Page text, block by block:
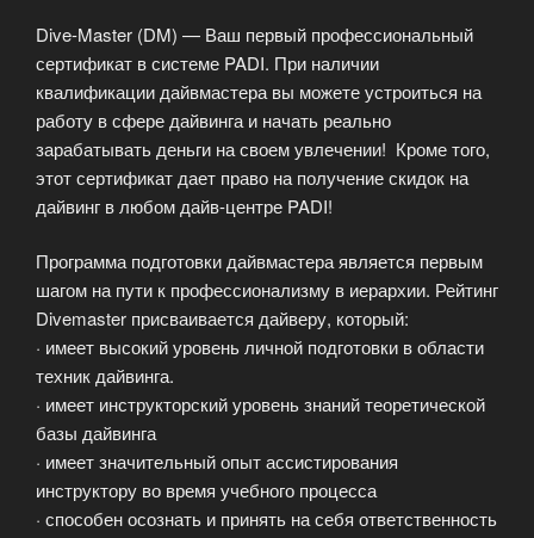
Dive-Master (DM) — Ваш первый профессиональный
сертификат в системе PADI. При наличии
квалификации дайвмастера вы можете устроиться на
работу в сфере дайвинга и начать реально
зарабатывать деньги на своем увлечении! Кроме того,
этот сертификат дает право на получение скидок на
дайвинг в любом дайв-центре PADI!
Программа подготовки дайвмастера является первым
шагом на пути к профессионализму в иерархии. Рейтинг
Divemaster присваивается дайверу, который:
· имеет высокий уровень личной подготовки в области
техник дайвинга.
· имеет инструкторский уровень знаний теоретической
базы дайвинга
· имеет значительный опыт ассистирования
инструктору во время учебного процесса
· способен осознать и принять на себя ответственность